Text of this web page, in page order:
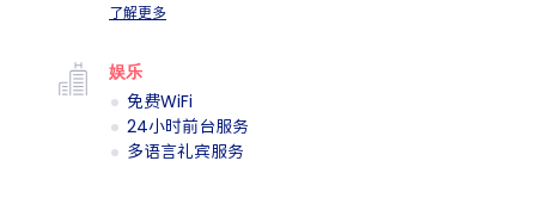
了解更多
娱乐
免费WiFi
24小时前台服务
多语言礼宾服务